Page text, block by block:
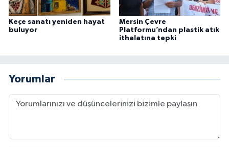
Keçe sanatı yeniden hayat
buluyor
Mersin Çevre
Platformu’ndan plastik atık
ithalatına tepki
Yorumlar